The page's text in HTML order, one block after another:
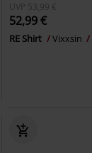
UVP 53,99 €
52,99 €
RE Shirt Vixxsin